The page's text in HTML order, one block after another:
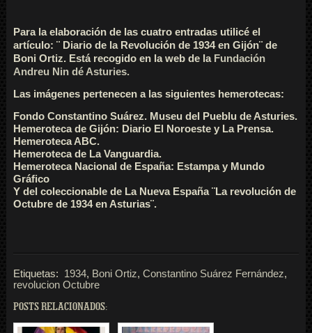
Para la elaboración de las cuatro entradas utilicé el
artículo: ¨ Diario de la Revolución de 1934 en Gijón¨ de
Boni Ortiz. Está recogido en la web de la Fundación
Andreu Nin dé Asturies.
Las imágenes pertenecen a las siguientes hemerotecas:
Fondo Constantino Suárez. Museu del Pueblu de Asturies.
Hemeroteca de Gijón: Diario El Noroeste y La Prensa.
Hemeroteca ABC.
Hemeroteca de La Vanguardia.
Hemeroteca Nacional de España: Estampa y Mundo
Gráfico
Y del coleccionable de La Nueva España ¨La revolución de
Octubre de 1934 en Asturias¨.
Etiquetas: 1934, Boni Ortiz, Constantino Suárez Fernández,
revolucion Octubre
POSTS RELACIONADOS: